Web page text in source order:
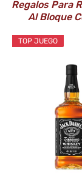
Regalos Para
Al Bloque
TOP JUEGO